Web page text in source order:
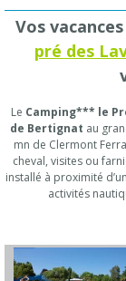
Vos
pré des
Le Camping*** le
de Bertignat au
mn de Clermont
cheval, visites ou
installé à proximité
activités